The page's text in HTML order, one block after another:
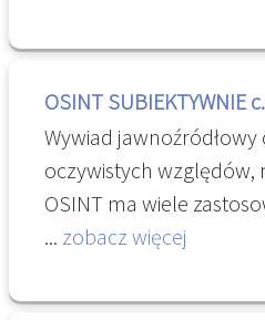
Kancelarii Senatu i
Ministrów.Z uwagi na
Legislacji przygotowało
rozporządzenia
dnia 20 czerwca 2002 r.
techniki prawodawczej”
r. poz. 100Rządowe
OSINT SUBIEKTYWNIE
Wywiad
oczywistych względów,
OSINT ma wiele
administracji czy
komercyjnych, platform
... zobacz więcej